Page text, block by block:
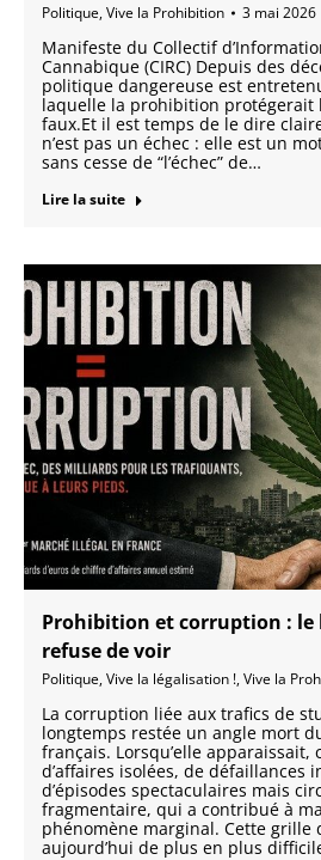
Politique,Vive la Prohibition 3 mai 2026
Manifeste du Collectif
Cannabique (CIRC) Depuis des
politique dangereuse est
laquelle la prohibition protégerait
faux.Et il est temps de le dire
n’est pas un échec : elle est un
sans cesse de “l’échec” de…
Lire la suite
Prohibition et corruption : le
refuse de voir
Politique,Vive la légalisation !,Vive la
La corruption liée aux trafics de
longtemps restée un angle mort
français. Lorsqu’elle apparaissait,
d’affaires isolées, de défaillances
d’épisodes spectaculaires mais
fragmentaire, qui a contribué à
phénomène marginal. Cette grille
aujourd’hui de plus en plus